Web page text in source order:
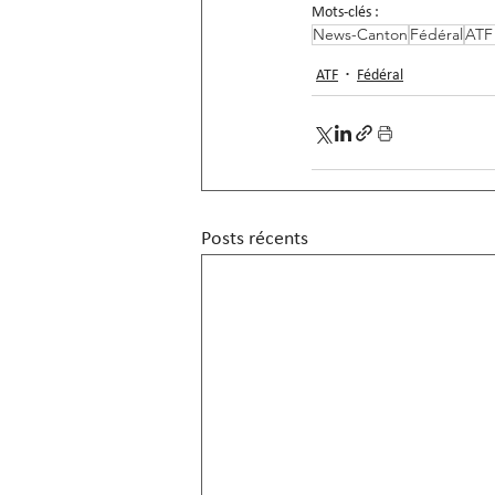
Mots-clés :
News-Canton Fédéral
ATF Fédéral
Posts récents